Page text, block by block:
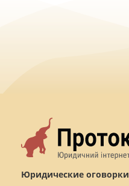
Юридические оговорки